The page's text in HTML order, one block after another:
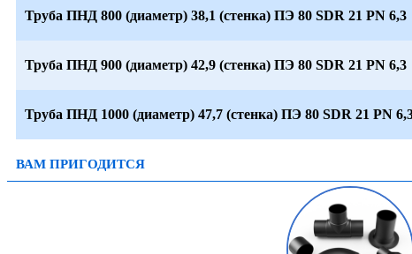
Труба ПНД 800 (диаметр) 38,1 (стенка) ПЭ 80 SDR 21 PN 6,3
Труба ПНД 900 (диаметр) 42,9 (стенка) ПЭ 80 SDR 21 PN 6,3
Труба ПНД 1000 (диаметр) 47,7 (стенка) ПЭ 80 SDR 21 PN
ВАМ ПРИГОДИТСЯ